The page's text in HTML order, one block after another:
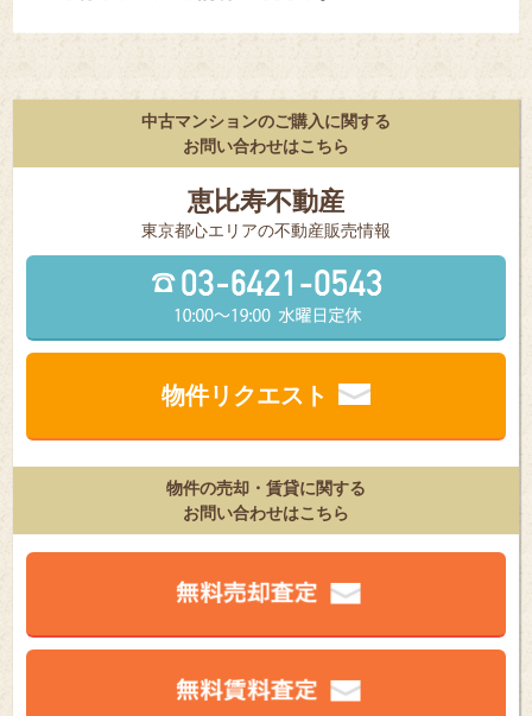
中古マンションのご購入に関する
お問い合わせはこちら
恵比寿不動産
東京都⼼エリアの不動産販売情報
物件リクエスト
物件の売却・賃貸に関する
お問い合わせはこちら